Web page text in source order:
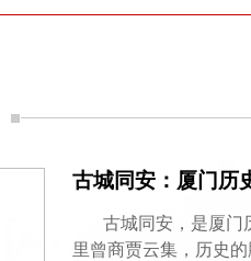
古城同安：厦门历
古城同安，是厦门
里曾商贾云集，历史